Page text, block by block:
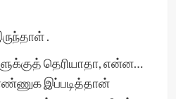
.
தெரியாதா, என்ன…
இப்படித்தான்